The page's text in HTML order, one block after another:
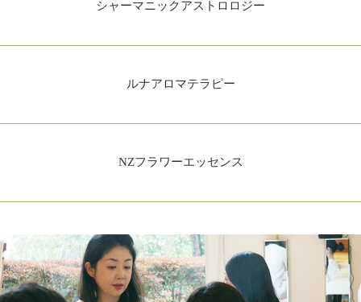
シャーマニックアストロロジー
ルナアロマテラピー
NZフラワーエッセンス